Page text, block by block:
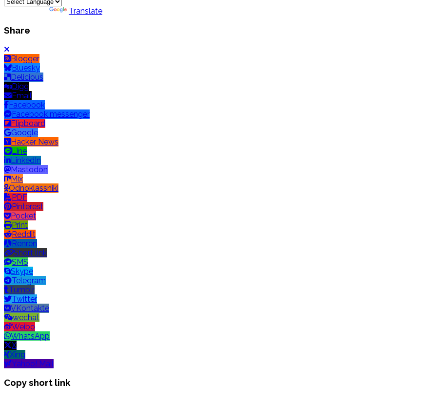
Translate
Share
Blogger
Bluesky
Delicious
Digg
Email
Facebook
Facebook messenger
Flipboard
Google
Hacker News
Line
LinkedIn
Mastodon
Mix
Odnoklassniki
PDF
Pinterest
Pocket
Print
Reddit
Renren
Short link
SMS
Skype
Telegram
Tumblr
Twitter
VKontakte
wechat
Weibo
WhatsApp
X
Xing
Yahoo! Mail
Copy short link